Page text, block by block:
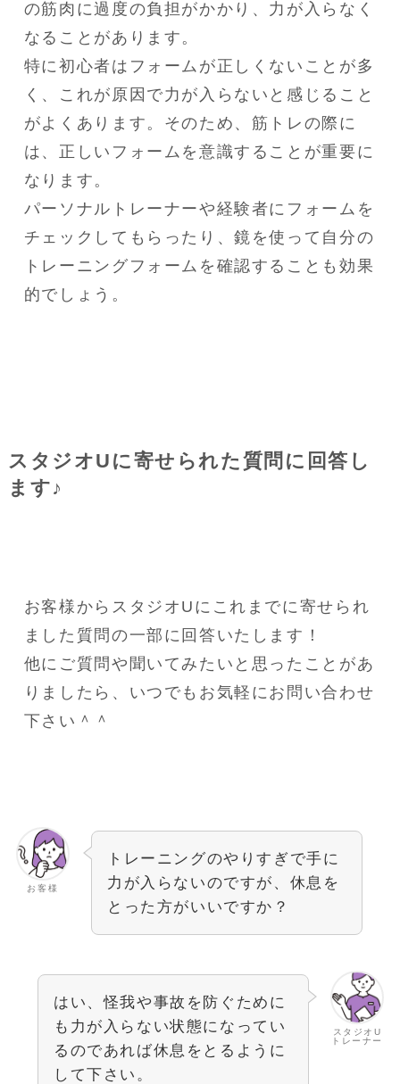
の筋肉に過度の負担がかかり、力が入らなく
なることがあります。
特に初心者はフォームが正しくないことが多
く、これが原因で力が入らないと感じること
がよくあります。そのため、筋トレの際に
は、正しいフォームを意識することが重要に
なります。
パーソナルトレーナーや経験者にフォームを
チェックしてもらったり、鏡を使って自分の
トレーニングフォームを確認することも効果
的でしょう。
スタジオUに寄せられた質問に回答し
ます♪
お客様からスタジオUにこれまでに寄せられ
ました質問の一部に回答いたします！
他にご質問や聞いてみたいと思ったことがあ
りましたら、いつでもお気軽にお問い合わせ
下さい＾＾
お客様
トレーニングのやりすぎで手に
力が入らないのですが、休息を
とった方がいいですか？
スタジオU
トレーナー
はい、怪我や事故を防ぐために
も力が入らない状態になってい
るのであれば休息をとるように
して下さい。